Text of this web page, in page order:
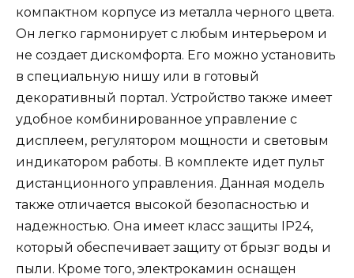
компактном корпусе из металла черного цвета.
Он легко гармонирует с любым интерьером и
не создает дискомфорта. Его можно установить
в специальную нишу или в готовый
декоративный портал. Устройство также имеет
удобное комбинированное управление с
дисплеем, регулятором мощности и световым
индикатором работы. В комплекте идет пульт
дистанционного управления. Данная модель
также отличается высокой безопасностью и
надежностью. Она имеет класс защиты IP24,
который обеспечивает защиту от брызг воды и
пыли. Кроме того, электрокамин оснащен